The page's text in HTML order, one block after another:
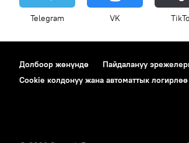
Telegram VK
Долбоор жөнүндө Пайдалануу
Cookie колдонуу жана автоматтык логирлөө